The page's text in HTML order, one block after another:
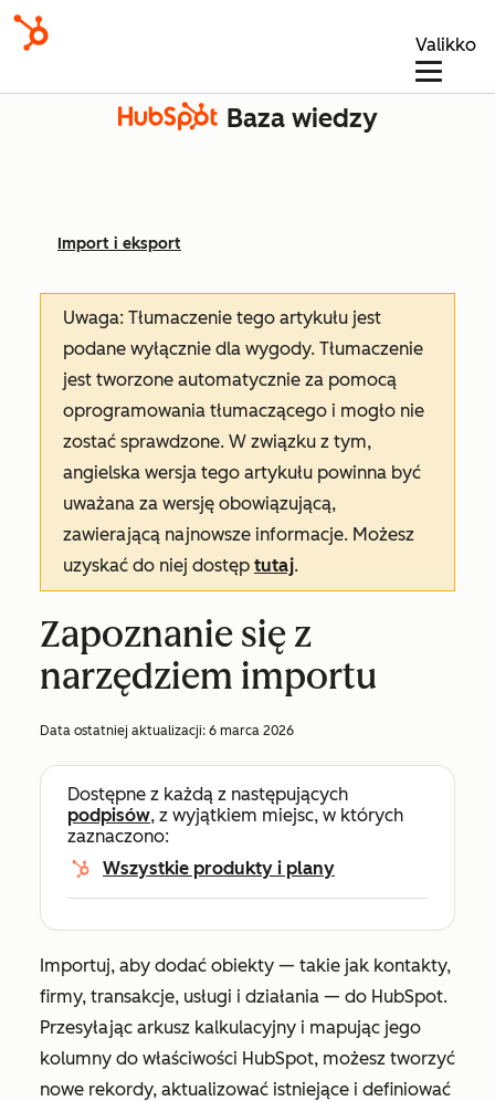
Valikko
Baza wiedzy
Import i eksport
Uwaga: Tłumaczenie tego artykułu jest
podane wyłącznie dla wygody. Tłumaczenie
jest tworzone automatycznie za pomocą
oprogramowania tłumaczącego i mogło nie
zostać sprawdzone. W związku z tym,
angielska wersja tego artykułu powinna być
uważana za wersję obowiązującą,
zawierającą najnowsze informacje. Możesz
uzyskać do niej dostęp tutaj.
Zapoznanie się z
narzędziem importu
Data ostatniej aktualizacji: 6 marca 2026
Dostępne z każdą z następujących
podpisów, z wyjątkiem miejsc, w których
zaznaczono:
Wszystkie produkty i plany
Importuj, aby dodać obiekty — takie jak kontakty,
firmy, transakcje, usługi i działania — do HubSpot.
Przesyłając arkusz kalkulacyjny i mapując jego
kolumny do właściwości HubSpot, możesz tworzyć
nowe rekordy, aktualizować istniejące i definiować